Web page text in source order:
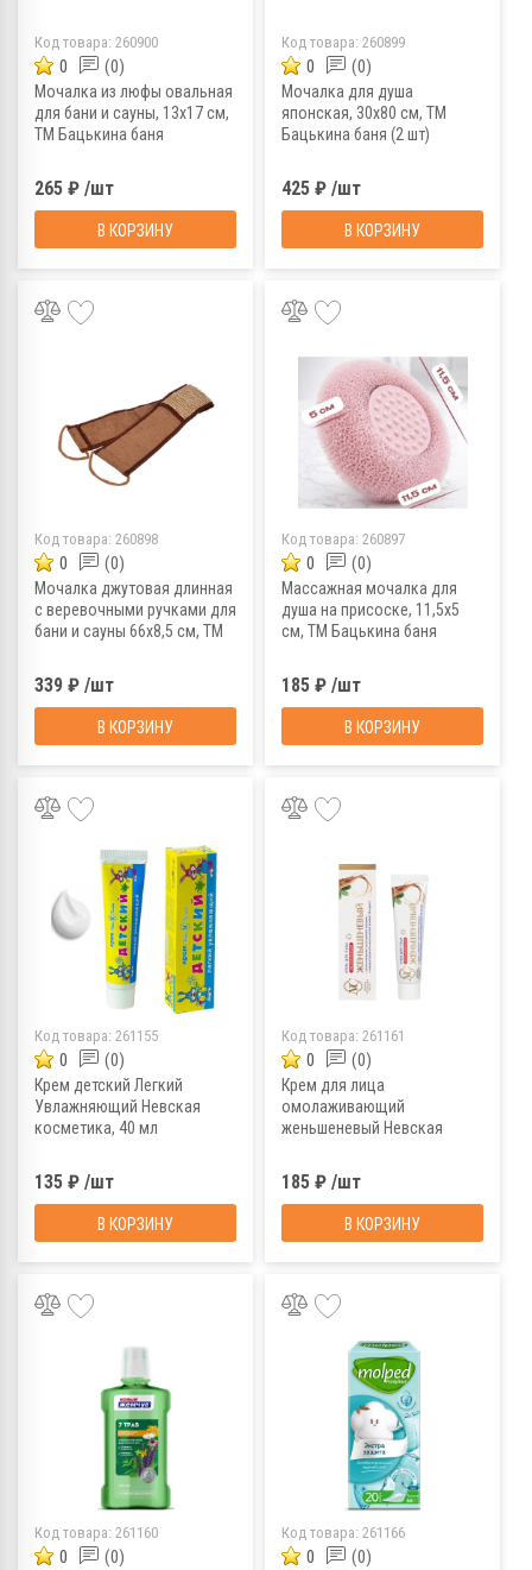
Код товара: 260900
0 (0)
Мочалка из люфы овальная
для бани и сауны, 13х17 см,
ТМ Бацькина баня
265 ₽ /шт
В КОРЗИНУ
Код товара: 260899
0 (0)
Мочалка для душа
японская, 30х80 см, ТМ
Бацькина баня (2 шт)
425 ₽ /шт
В КОРЗИНУ
Код товара: 260898
0 (0)
Мочалка джутовая длинная
с веревочными ручками для
бани и сауны 66х8,5 см, ТМ
339 ₽ /шт
В КОРЗИНУ
Код товара: 260897
0 (0)
Массажная мочалка для
душа на присоске, 11,5х5
см, ТМ Бацькина баня
185 ₽ /шт
В КОРЗИНУ
Код товара: 261155
0 (0)
Крем детский Легкий
Увлажняющий Невская
косметика, 40 мл
135 ₽ /шт
В КОРЗИНУ
Код товара: 261161
0 (0)
Крем для лица
омолаживающий
женьшеневый Невская
185 ₽ /шт
В КОРЗИНУ
Код товара: 261160
0 (0)
Код товара: 261166
0 (0)